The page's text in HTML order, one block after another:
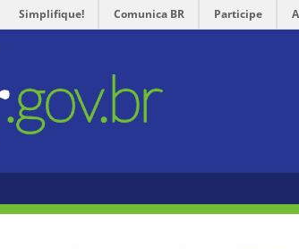
Simplifique! Comunica BR Participe